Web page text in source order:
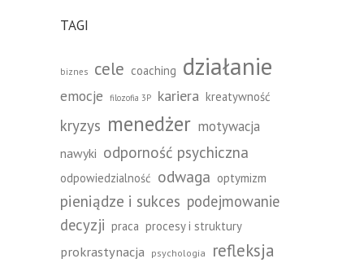
TAGI
biznes cele coaching działanie
emocje filozofia 3P kariera kreatywność
kryzys menedżer motywacja
nawyki odporność psychiczna
odpowiedzialność odwaga optymizm
pieniądze i sukces podejmowanie
decyzji praca procesy i struktury
prokrastynacja psychologia refleksja